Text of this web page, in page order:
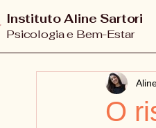
Instituto Aline Sartori
Psicologia e Bem-Estar
O